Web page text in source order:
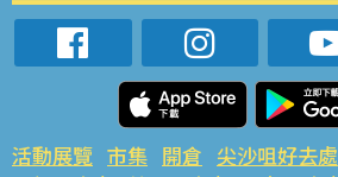
活動展覽 市集 開倉 尖沙咀好去處